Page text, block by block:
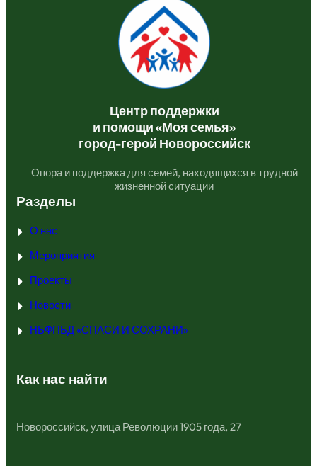
Центр поддержки
и помощи «Моя семья»
город-герой Новороссийск
Опора и поддержка для семей, находящихся в трудной
жизненной ситуации
Разделы
О нас
Мероприятия
Проекты
Новости
НБФПБД «СПАСИ И СОХРАНИ»
Как нас найти
Новороссийск, улица Революции 1905 года, 27